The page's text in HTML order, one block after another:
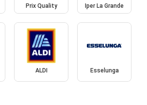
Prix Quality Iper La Grande
ALDI Esselunga